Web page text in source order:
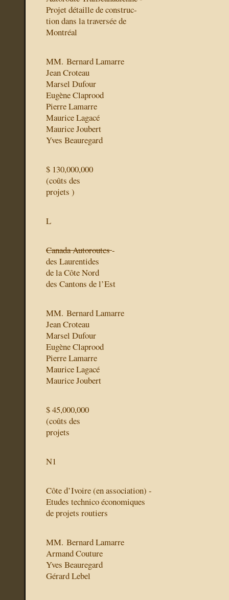
Projet détaille de construc-
tion dans la traversée de
Montréal
MM. Bernard Lamarre
Jean Croteau
Marsel Dufour
Eugène Claprood
Pierre Lamarre
Maurice Lagacé
Maurice Joubert
Yves Beauregard
$ 130,000,000
(coûts des
projets )
L
Canada Autoroutes-
des Laurentides
de la Côte Nord
des Cantons de l’Est
MM. Bernard Lamarre
Jean Croteau
Marsel Dufour
Eugène Claprood
Pierre Lamarre
Maurice Lagacé
Maurice Joubert
$ 45,000,000
(coûts des
projets
N1
Côte d’Ivoire (en association) -
Etudes technico économiques
de projets routiers
MM. Bernard Lamarre
Armand Couture
Yves Beauregard
Gérard Lebel